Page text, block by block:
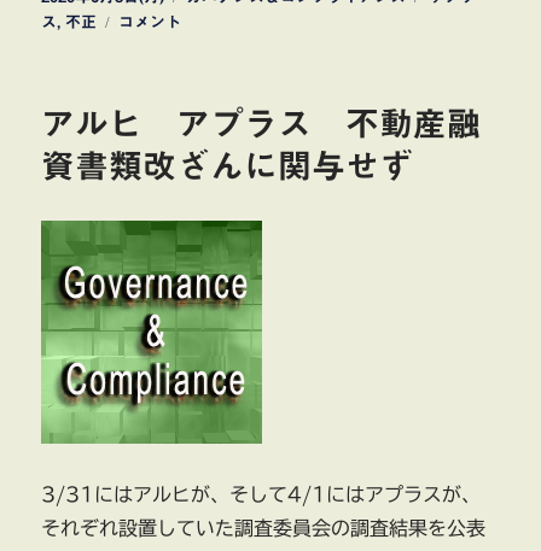
稿
ス, 不正
レ
ス
21
2020
3
期
800
億
の
赤
コメント
アルヒ アプラス 不動産融
資書類改ざんに関与せず
3/31にはアルヒが、そして4/1にはアプラスが、
それぞれ設置していた調査委員会の調査結果を公表